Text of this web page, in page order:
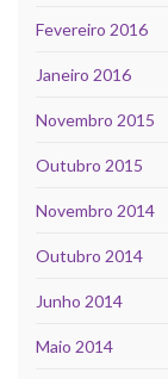
Fevereiro 2016
Janeiro 2016
Novembro 2015
Outubro 2015
Novembro 2014
Outubro 2014
Junho 2014
Maio 2014